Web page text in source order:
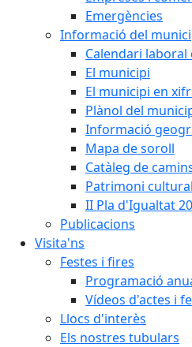
Emergències
Informació del
Calendari laboral
El municipi
El municipi en
Plànol del
Informació
Mapa de soroll
Catàleg de
Patrimoni cultural
II Pla d'Igualtat
Publicacions
Visita'ns
Festes i fires
Programació
Vídeos d'actes i
Llocs d'interès
Els nostres tubulars